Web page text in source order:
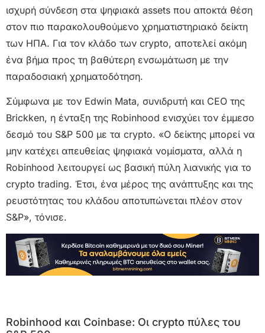
ισχυρή σύνδεση στα ψηφιακά assets που αποκτά θέση
στον πιο παρακολουθούμενο χρηματιστηριακό δείκτη
των ΗΠΑ. Για τον κλάδο των crypto, αποτελεί ακόμη
ένα βήμα προς τη βαθύτερη ενσωμάτωση με την
παραδοσιακή χρηματοδότηση.
Σύμφωνα με τον Edwin Mata, συνιδρυτή και CEO της
Brickken, η ένταξη της Robinhood ενισχύει τον έμμεσο
δεσμό του S&P 500 με τα crypto. «Ο δείκτης μπορεί να
μην κατέχει απευθείας ψηφιακά νομίσματα, αλλά η
Robinhood λειτουργεί ως βασική πύλη λιανικής για το
crypto trading. Έτσι, ένα μέρος της ανάπτυξης και της
ρευστότητας του κλάδου αποτυπώνεται πλέον στον
S&P», τόνισε.
Robinhood και Coinbase: Οι crypto πύλες του